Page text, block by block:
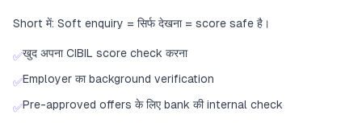
Short में: Soft enquiry = सिर्फ देखना = score safe है।
✅खुद अपना CIBIL score check करना
✅Employer का background verification
✅Pre-approved offers के लिए bank की internal check